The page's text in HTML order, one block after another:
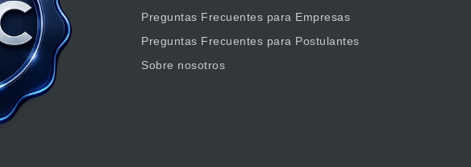
Preguntas Frecuentes para Empresas
Preguntas Frecuentes para Postulantes
Sobre nosotros